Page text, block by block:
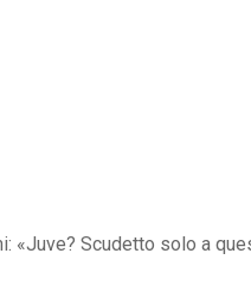
«Juve? Scudetto solo a